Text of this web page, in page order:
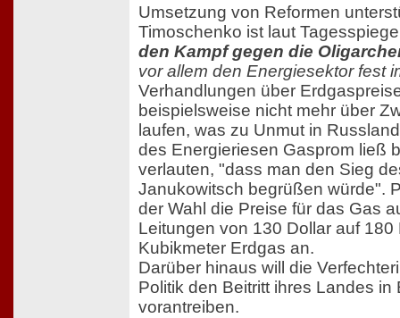
Umsetzung von Reformen
Timoschenko ist laut
den Kampf gegen die
vor allem den Energiesektor fest
Verhandlungen über
beispielsweise nicht mehr über
laufen, was zu Unmut in
des Energieriesen Gasprom ließ
verlauten, "dass man den Sieg
Janukowitsch begrüßen würde".
der Wahl die Preise für das Gas
Leitungen von 130 Dollar auf 180
Kubikmeter Erdgas an.
Darüber hinaus will die
Politik den Beitritt ihres Landes in
vorantreiben.